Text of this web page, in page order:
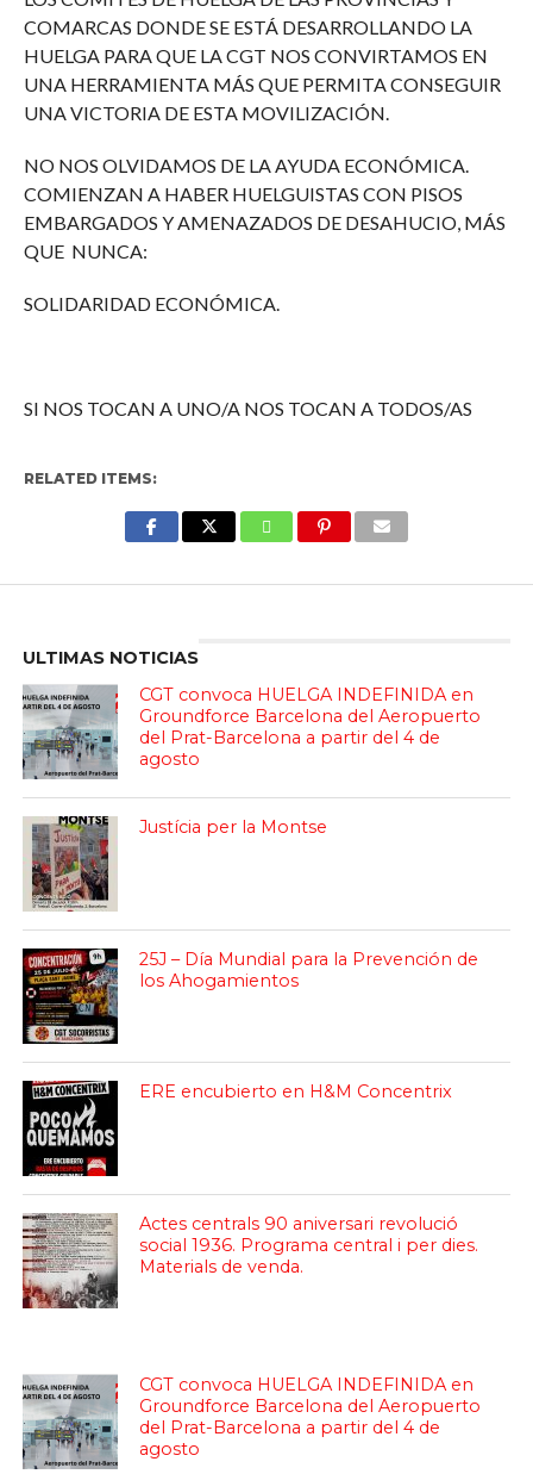
COMARCAS DONDE SE ESTÁ DESARROLLANDO LA
HUELGA PARA QUE LA CGT NOS CONVIRTAMOS EN
UNA HERRAMIENTA MÁS QUE PERMITA CONSEGUIR
UNA VICTORIA DE ESTA MOVILIZACIÓN.
NO NOS OLVIDAMOS DE LA AYUDA ECONÓMICA.
COMIENZAN A HABER HUELGUISTAS CON PISOS
EMBARGADOS Y AMENAZADOS DE DESAHUCIO, MÁS
QUE NUNCA:
SOLIDARIDAD ECONÓMICA.
SI NOS TOCAN A UNO/A NOS TOCAN A TODOS/AS
RELATED ITEMS:
ULTIMAS NOTICIAS
CGT convoca HUELGA INDEFINIDA en
Groundforce Barcelona del Aeropuerto
del Prat-Barcelona a partir del 4 de
agosto
Justícia per la Montse
25J – Día Mundial para la Prevención de
los Ahogamientos
ERE encubierto en H&M Concentrix
Actes centrals 90 aniversari revolució
social 1936. Programa central i per dies.
Materials de venda.
CGT convoca HUELGA INDEFINIDA en
Groundforce Barcelona del Aeropuerto
del Prat-Barcelona a partir del 4 de
agosto